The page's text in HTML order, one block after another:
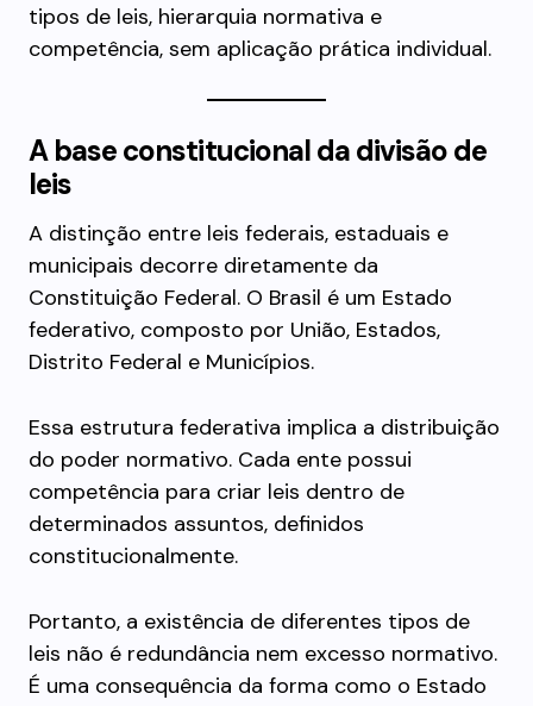
tipos de leis, hierarquia normativa e
competência, sem aplicação prática individual.
A base constitucional da divisão de
leis
A distinção entre leis federais, estaduais e
municipais decorre diretamente da
Constituição Federal. O Brasil é um Estado
federativo, composto por União, Estados,
Distrito Federal e Municípios.
Essa estrutura federativa implica a distribuição
do poder normativo. Cada ente possui
competência para criar leis dentro de
determinados assuntos, definidos
constitucionalmente.
Portanto, a existência de diferentes tipos de
leis não é redundância nem excesso normativo.
É uma consequência da forma como o Estado